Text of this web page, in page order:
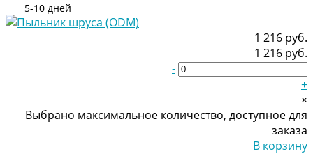
5-10 дней
1 216 руб.
1 216 руб.
-
+
×
Выбрано максимальное количество, доступное для
заказа
В корзину